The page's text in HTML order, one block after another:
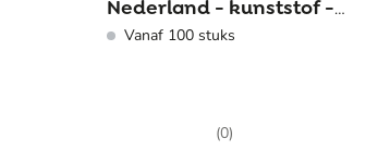
Nederland - kunststof -
kliksysteem - zonder
Vanaf 100 stuks
(0)